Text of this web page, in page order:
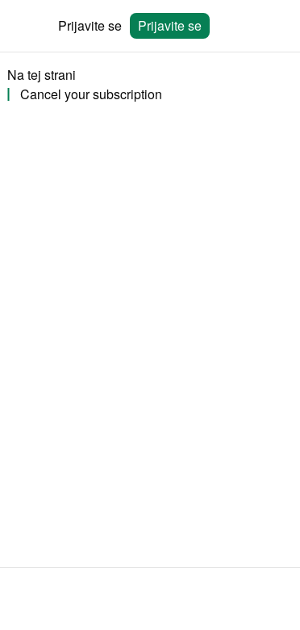
Prijavite se Prijavite se
Na tej strani
Cancel your subscription